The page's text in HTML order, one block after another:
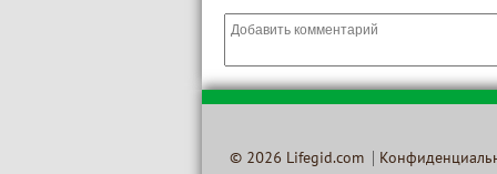
© 2026 Lifegid.com